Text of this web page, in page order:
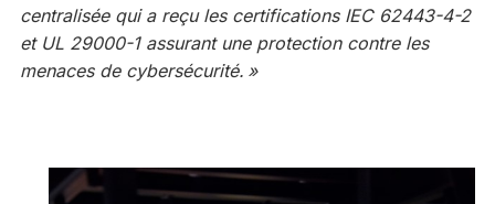
centralisée qui a reçu les certifications IEC 62443-4-2
et UL 29000-1 assurant une protection contre les
menaces de cybersécurité. »